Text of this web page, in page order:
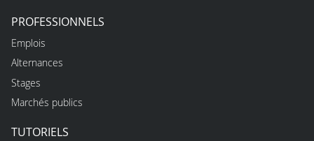
PROFESSIONNELS
Emplois
Alternances
Stages
Marchés publics
TUTORIELS